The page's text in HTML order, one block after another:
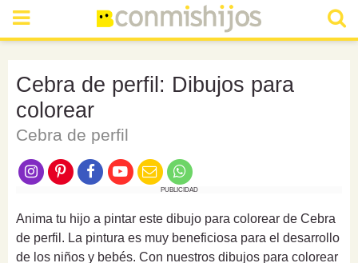
Cebra de perfil: Dibujos para
colorear
Cebra de perfil
PUBLICIDAD
Anima tu hijo a pintar este dibujo para colorear de Cebra
de perfil. La pintura es muy beneficiosa para el desarrollo
de los niños y bebés. Con nuestros dibujos para colorear